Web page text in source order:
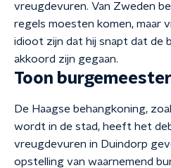
vreugdevuren. Van Zweden
regels moesten komen, maar
idioot zijn dat hij snapt dat de
akkoord zijn gegaan.
Toon burgemeester
De Haagse behangkoning,
wordt in de stad, heeft het
vreugdevuren in Duindorp
opstelling van waarnemend